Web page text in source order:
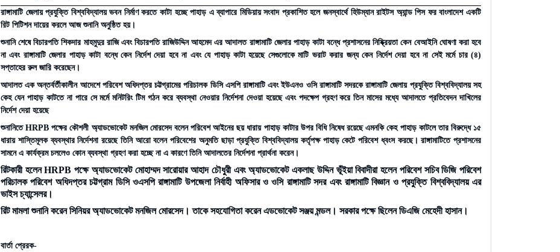
রাঙ্গামাটি জেলায় প্রযুক্তি বিশ্ববিদ্যালয় ভবন নির্মাণ করতে কাটা হচ্ছে পাহাড় এ ব্যাপারে মিডিয়ায় সংবাদ প্রকাশিত হলে জনস্বার্থে হিউম্যান রাইটস অ্যান্ড পিস ফর বাংলাদেশ একটি
রিট পিটিশন দায়ের করলে আজ শুনানি অনুষ্ঠিত হয়।
শুনানি শেষে বিচারপতি শিকদার মাহমুদুর রাজি এবং বিচারপতি রাজিউদ্দিন আহমেদ এর আদালত রাঙ্গামাটি জেলার পাহাড় কাটা বন্ধে প্রশাসনের নিষ্ক্রিয়তা কেন বেআইনি ঘোষণা করা হবে
না এবং রাঙ্গামাটি জেলার পাহাড় কাটা বন্ধে কেন নির্দেশ দেয়া হবে না এবং যে পাহাড় কাটা হয়েছে সেগুলোকে মাটি ভরাট করার জন্য কেন নির্দেশ দেয়া হবে না সেই মর্মে চার (৪)
সপ্তাহের রুল জারি করেছেন।
আদালত এক অন্তর্বর্তীকালীন আদেশে পরিবেশ অধিদপ্তর চট্টগ্রামের পরিচালক ডিসি এসপি রাঙ্গামাটি এবং ইউএনও ওসি রাঙ্গামাটি সদরকে রাঙ্গামাটি জেলায় প্রযুক্তি বিশ্ববিদ্যালয় সহ
কেহ যেন পাহাড় কাটতে না পারে সে মর্মে মনিটরিং টিম গঠন করে ব্যবস্থা নেওয়ার নির্দেশনা দেওয়া হয়েছে এবং পদক্ষেপ গ্রহণ করে তিন মাসের মধ্যে আদালতে প্রতিবেদন দাখিলের
নির্দেশ দেয়া হয়েছে
শুনানিতে HRPB পক্ষের কৌশলী অ্যাডভোকেট মনজিল মোরসেদ বলেন পরিবেশ আইনের ছয় ধারায় পাহাড় কাটার উপর বিধি নিষেধ রয়েছে এমনকি কেহ পাহাড় কাটলে তার বিরুদ্ধে ১৫
ধারায় শাস্তিমূলক ব্যবস্থার নির্দেশনা রয়েছে তিনি আরো বলেন পরিবেশের অনুমতি ছাড়া প্রযুক্তি বিশ্ববিদ্যালয় কর্তৃপক্ষ পাহাড় কেটে পরিবেশ ধ্বংস করছে। রাঙ্গামাটিতে প্রশাসনের
সামনে এ কার্যক্রম চললেও কোন ব্যবস্থা গ্রহণ করা হচ্ছে না এ কারণে তিনি আদালতের নির্দেশনা প্রার্থনা করেন।
রিটকারী হলেন HRPB পক্ষে অ্যাডভোকেট মোহাম্মদ সারোয়ার আহাদ চৌধুরী এবং অ্যাডভোকেট একলাছ উদ্দিন ভূঁইয়া বিবাদীরা হলেন পরিবেশ সচিব ডিজি পরিবেশ
পরিচালক পরিবেশ অধিদপ্তর চট্টগ্রাম ডিসি ওএসপি রাঙ্গামাটি উপজেলা নির্বাহী অফিসার ও ওসি রাঙ্গামাটি সদর এবং রাঙ্গামাটি বিজ্ঞান ও প্রযুক্তি বিশ্ববিদ্যালয় এর
ভাইস চ্যান্সেলর।
রিট মামলা শুনানি করেন সিনিয়র অ্যাডভোকেট মনজিল মোরসেদ। তাকে সহযোগিতা করেন এডভোকেট সঞ্জয় মন্ডল। সরকার পক্ষে ছিলেন ডিএজি মেহেদী হাসান।
বার্তা প্রেরক-